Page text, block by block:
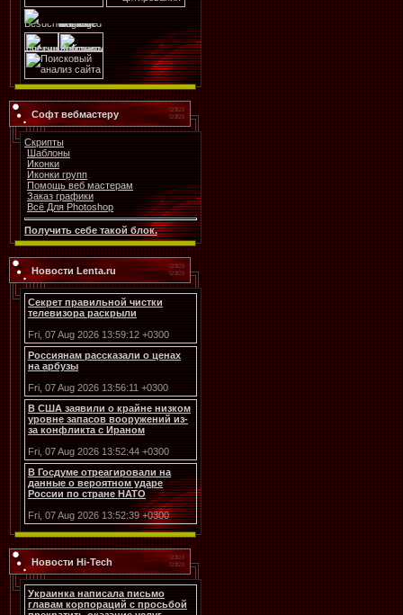
Софт вебмастеру
Скрипты
Шаблоны
Иконки
Иконки групп
Помощь веб мастерам
Заказ графики
Всё Для Photoshop
Получить себе такой блок.
Новости Lenta.ru
Секрет правильной чистки
телевизора раскрыли
Fri, 07 Aug 2026 13:59:12 +0300
Россиянам рассказали о ценах
на арбузы
Fri, 07 Aug 2026 13:56:11 +0300
В США заявили о крайне низком
уровне запасов вооружений из-
за конфликта с Ираном
Fri, 07 Aug 2026 13:52:44 +0300
В Госдуме отреагировали на
данные о вероятном ударе
России по стране НАТО
Fri, 07 Aug 2026 13:52:39 +0300
Новости Hi-Tech
Украинка написала письмо
главам корпораций с просьбой